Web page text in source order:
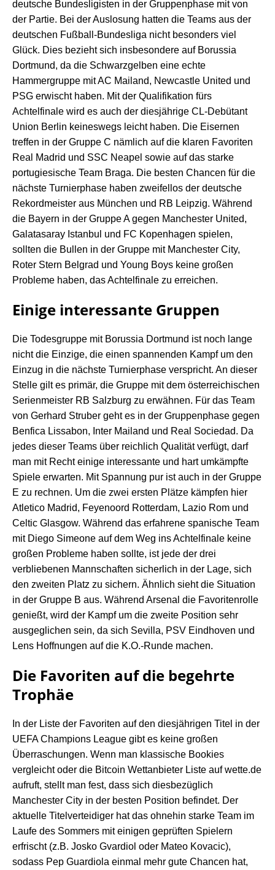
deutsche Bundesligisten in der Gruppenphase mit von
der Partie. Bei der Auslosung hatten die Teams aus der
deutschen Fußball-Bundesliga nicht besonders viel
Glück. Dies bezieht sich insbesondere auf Borussia
Dortmund, da die Schwarzgelben eine echte
Hammergruppe mit AC Mailand, Newcastle United und
PSG erwischt haben. Mit der Qualifikation fürs
Achtelfinale wird es auch der diesjährige CL-Debütant
Union Berlin keineswegs leicht haben. Die Eisernen
treffen in der Gruppe C nämlich auf die klaren Favoriten
Real Madrid und SSC Neapel sowie auf das starke
portugiesische Team Braga. Die besten Chancen für die
nächste Turnierphase haben zweifellos der deutsche
Rekordmeister aus München und RB Leipzig. Während
die Bayern in der Gruppe A gegen Manchester United,
Galatasaray Istanbul und FC Kopenhagen spielen,
sollten die Bullen in der Gruppe mit Manchester City,
Roter Stern Belgrad und Young Boys keine großen
Probleme haben, das Achtelfinale zu erreichen.
Einige interessante Gruppen
Die Todesgruppe mit Borussia Dortmund ist noch lange
nicht die Einzige, die einen spannenden Kampf um den
Einzug in die nächste Turnierphase verspricht. An dieser
Stelle gilt es primär, die Gruppe mit dem österreichischen
Serienmeister RB Salzburg zu erwähnen. Für das Team
von Gerhard Struber geht es in der Gruppenphase gegen
Benfica Lissabon, Inter Mailand und Real Sociedad. Da
jedes dieser Teams über reichlich Qualität verfügt, darf
man mit Recht einige interessante und hart umkämpfte
Spiele erwarten. Mit Spannung pur ist auch in der Gruppe
E zu rechnen. Um die zwei ersten Plätze kämpfen hier
Atletico Madrid, Feyenoord Rotterdam, Lazio Rom und
Celtic Glasgow. Während das erfahrene spanische Team
mit Diego Simeone auf dem Weg ins Achtelfinale keine
großen Probleme haben sollte, ist jede der drei
verbliebenen Mannschaften sicherlich in der Lage, sich
den zweiten Platz zu sichern. Ähnlich sieht die Situation
in der Gruppe B aus. Während Arsenal die Favoritenrolle
genießt, wird der Kampf um die zweite Position sehr
ausgeglichen sein, da sich Sevilla, PSV Eindhoven und
Lens Hoffnungen auf die K.O.-Runde machen.
Die Favoriten auf die begehrte
Trophäe
In der Liste der Favoriten auf den diesjährigen Titel in der
UEFA Champions League gibt es keine großen
Überraschungen. Wenn man klassische Bookies
vergleicht oder die Bitcoin Wettanbieter Liste auf wette.de
aufruft, stellt man fest, dass sich diesbezüglich
Manchester City in der besten Position befindet. Der
aktuelle Titelverteidiger hat das ohnehin starke Team im
Laufe des Sommers mit einigen geprüften Spielern
erfrischt (z.B. Josko Gvardiol oder Mateo Kovacic),
sodass Pep Guardiola einmal mehr gute Chancen hat,